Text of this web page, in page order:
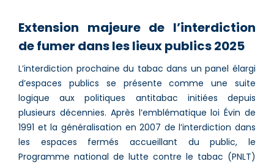
Extension majeure de l’interdiction
de fumer dans les lieux publics 2025
L’interdiction prochaine du tabac dans un panel élargi
d’espaces publics se présente comme une suite
logique aux politiques antitabac initiées depuis
plusieurs décennies. Après l’emblématique loi Évin de
1991 et la généralisation en 2007 de l’interdiction dans
les espaces fermés accueillant du public, le
Programme national de lutte contre le tabac (PNLT)